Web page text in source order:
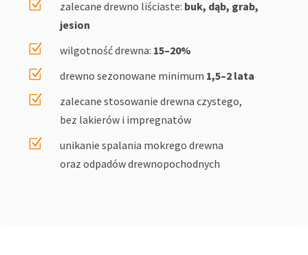
Z zalecane drewno liściaste: buk, dąb, grab,
jesion
Z wilgotność drewna: 15–20%
Z drewno sezonowane minimum 1,5–2 lata
Z
zalecane stosowanie drewna czystego,
bez lakierów i impregnatów
Z
unikanie spalania mokrego drewna
oraz odpadów drewnopochodnych